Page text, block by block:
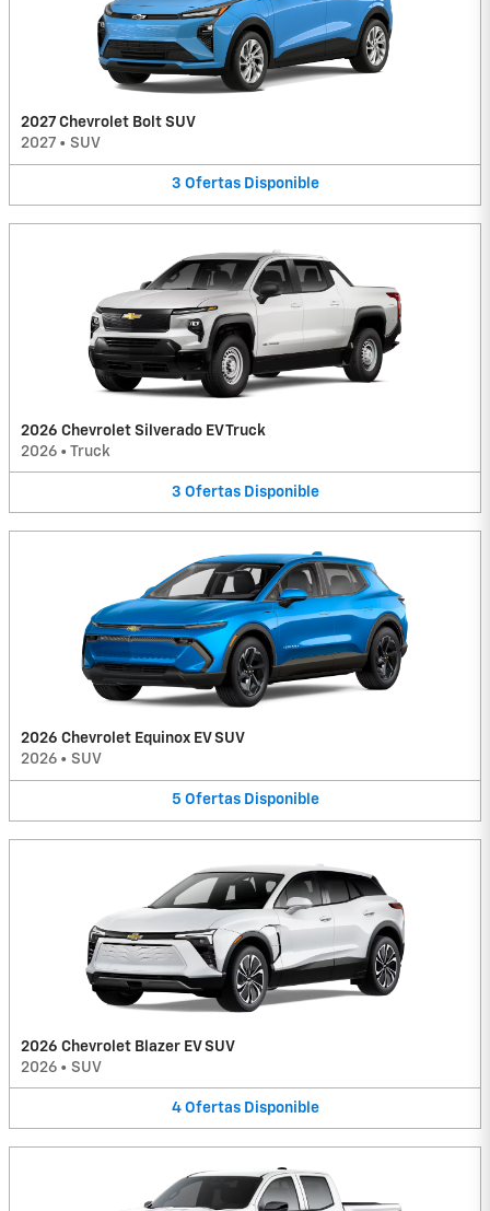
2027 Chevrolet Bolt SUV
2027 • SUV
3 Ofertas Disponible
2026 Chevrolet Silverado EV Truck
2026 • Truck
3 Ofertas Disponible
2026 Chevrolet Equinox EV SUV
2026 • SUV
5 Ofertas Disponible
2026 Chevrolet Blazer EV SUV
2026 • SUV
4 Ofertas Disponible